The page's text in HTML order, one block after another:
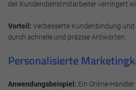
der Kundendienstmitarbeiter verringert
Vorteil: Verbesserte Kundenbindung
durch schnelle und präzise Antworten.
Personalisierte
Anwendungsbeispiel: Ein Online-
Marketing und Statistik
anonymes Tracking zu aktivieren.
anonymisierte Daten an eventuelle
weitergeleitet.